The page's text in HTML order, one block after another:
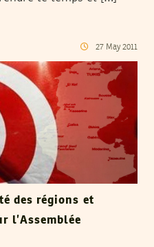
27 May 2011
des régions et
l’Assemblée